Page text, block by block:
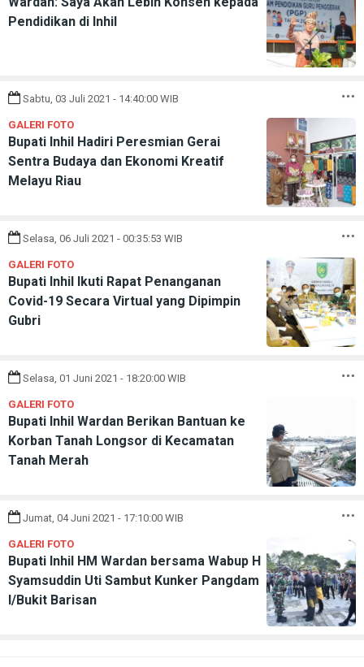
Pendidikan di Inhil
Sabtu, 03 Juli 2021 - 14:40:00 WIB
GALERI FOTO
Bupati Inhil Hadiri Peresmian Gerai
Sentra Budaya dan Ekonomi Kreatif
Melayu Riau
Selasa, 06 Juli 2021 - 00:35:53 WIB
GALERI FOTO
Bupati Inhil Ikuti Rapat Penanganan
Covid-19 Secara Virtual yang Dipimpin
Gubri
Selasa, 01 Juni 2021 - 18:20:00 WIB
GALERI FOTO
Bupati Inhil Wardan Berikan Bantuan ke
Korban Tanah Longsor di Kecamatan
Tanah Merah
Jumat, 04 Juni 2021 - 17:10:00 WIB
GALERI FOTO
Bupati Inhil HM Wardan bersama Wabup H
Syamsuddin Uti Sambut Kunker Pangdam
I/Bukit Barisan